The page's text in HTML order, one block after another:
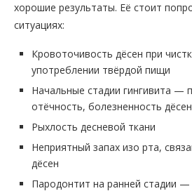
хорошие результаты. Её стоит
ситуациях:
Кровоточивость дёсен при
употреблении твёрдой пищи
Начальные стадии гингивита —
отёчность, болезненность дёсен
Рыхлость десневой ткани
Неприятный запах изо рта,
дёсен
Пародонтит на ранней стадии —